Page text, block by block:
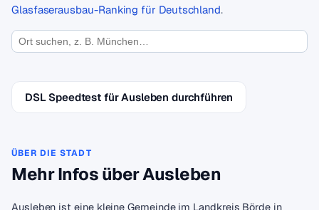
Glasfaserausbau-Ranking für Deutschland.
DSL Speedtest für Ausleben durchführen
ÜBER DIE STADT
Mehr Infos über Ausleben
Ausleben ist eine kleine Gemeinde im Landkreis Börde in